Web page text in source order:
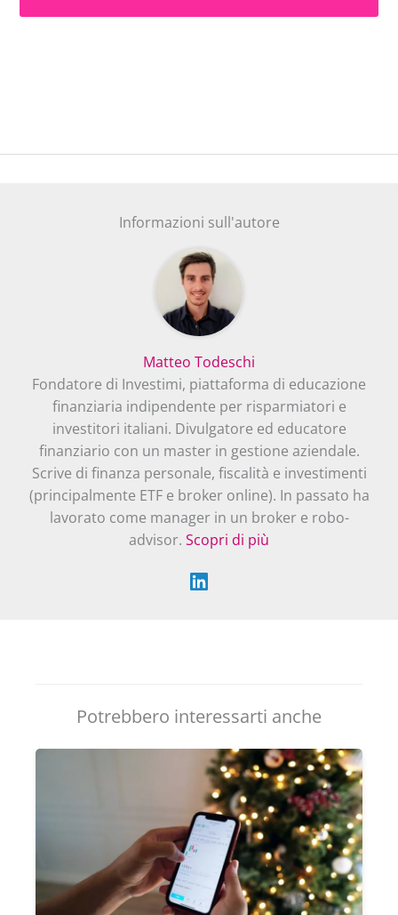
Informazioni sull'autore
Matteo Todeschi
Fondatore di Investimi, piattaforma di educazione
finanziaria indipendente per risparmiatori e
investitori italiani. Divulgatore ed educatore
finanziario con un master in gestione aziendale.
Scrive di finanza personale, fiscalità e investimenti
(principalmente ETF e broker online). In passato ha
lavorato come manager in un broker e robo-
advisor. Scopri di più
Potrebbero interessarti anche